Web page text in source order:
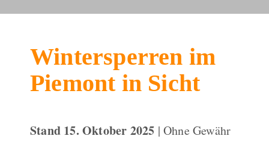
Wintersperren im
Piemont in Sicht​
Stand 15. Oktober 2025 | Ohne Gewähr